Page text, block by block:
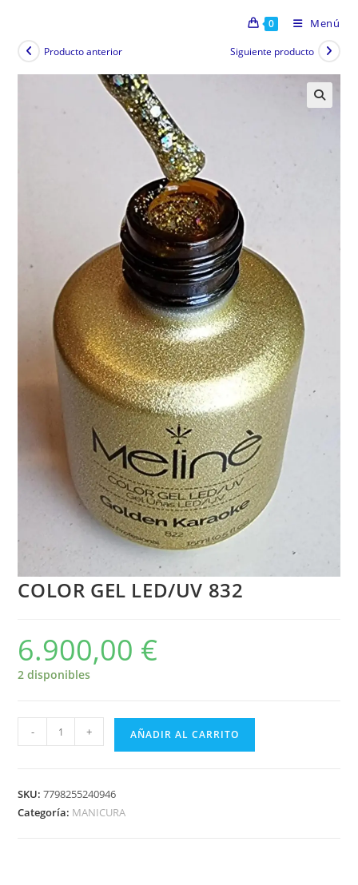
0 Menú
Producto anterior Siguiente producto
COLOR GEL LED/UV 832
6.900,00 €
2 disponibles
- + AÑADIR AL CARRITO
SKU:7798255240946
Categoría: MANICURA